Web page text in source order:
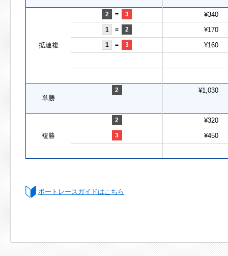
拡連複
2 = 3 ¥340
1 = 2 ¥170
1 = 3 ¥160
単勝
2 ¥1,030
複勝
2 ¥320
3 ¥450
ボートレースガイドはこちら